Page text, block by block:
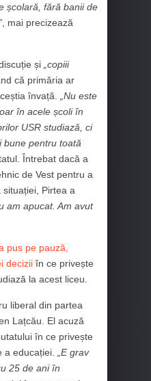
școlară, fără banii de
, mai precizează
și „copiii
că primăria ar
învață.
„Nu este
în acele școli în
USR studiază, ci
bune pentru toată
Întrebat dacă a
de Vest pentru a
Pirtea a
am apucat. Am avut
pus pe pauză,
decizii în ce privește
la acest liceu.
liberal din partea
Lațcău. El acuză
în ce privește
a educației.
„E grav
25 de ani în